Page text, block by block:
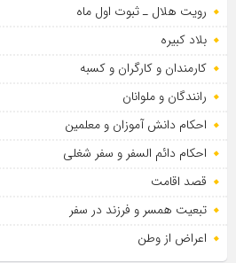
رویت هلال ـ ثبوت اول ماه
بلاد کبیره
کارمندان و کارگران و کسبه
رانندگان و ملوانان
احکام دانش آموزان و معلمین
احکام دائم السفر و سفر شغلی
قصد اقامت
تبعیت همسر و فرزند در سفر
اعراض از وطن